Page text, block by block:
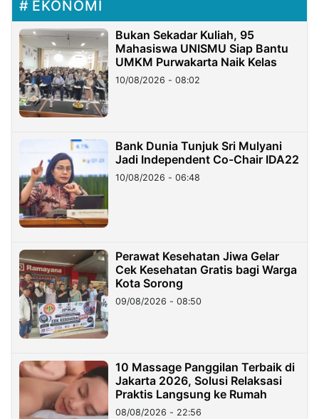
EKONOMI
Bukan Sekadar Kuliah, 95
Mahasiswa UNISMU Siap Bantu
UMKM Purwakarta Naik Kelas
10/08/2026 - 08:02
Bank Dunia Tunjuk Sri Mulyani
Jadi Independent Co-Chair IDA22
10/08/2026 - 06:48
Perawat Kesehatan Jiwa Gelar
Cek Kesehatan Gratis bagi Warga
Kota Sorong
09/08/2026 - 08:50
10 Massage Panggilan Terbaik di
Jakarta 2026, Solusi Relaksasi
Praktis Langsung ke Rumah
08/08/2026 - 22:56